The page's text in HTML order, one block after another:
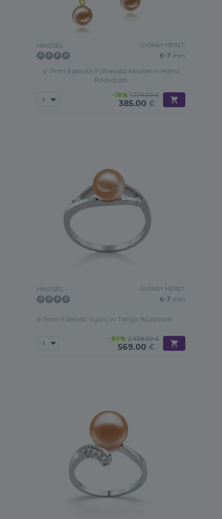
MINŐSÉG: GYÖNGY MÉRET:
6-7 mm
6-7mm Édesvízi Fülbevaló készlet in Misha
Rózsaszín
-78% 1,729.00 €
385.00 €
MINŐSÉG: GYÖNGY MÉRET:
6-7 mm
6-7mm Édesvízi Gyuru in Tanya Rózsaszín
-80% 2,839.00 €
569.00 €